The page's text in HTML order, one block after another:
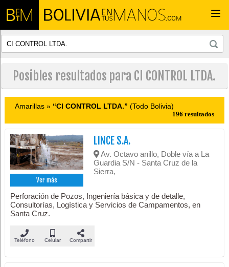
Posibles resultados para CI CONTROL LTDA.
Amarillas » “CI CONTROL LTDA.” (Todo Bolivia)
196 resultados
Ver más
LINCE S.A.
Av. Octavo anillo, Doble vía a La
Guardia S/N - Santa Cruz de la
Sierra,
Perforación de Pozos, Ingeniería básica y de detalle,
Consultorías, Logística y Servicios de Campamentos, en
Santa Cruz.
Teléfono Celular Compartir